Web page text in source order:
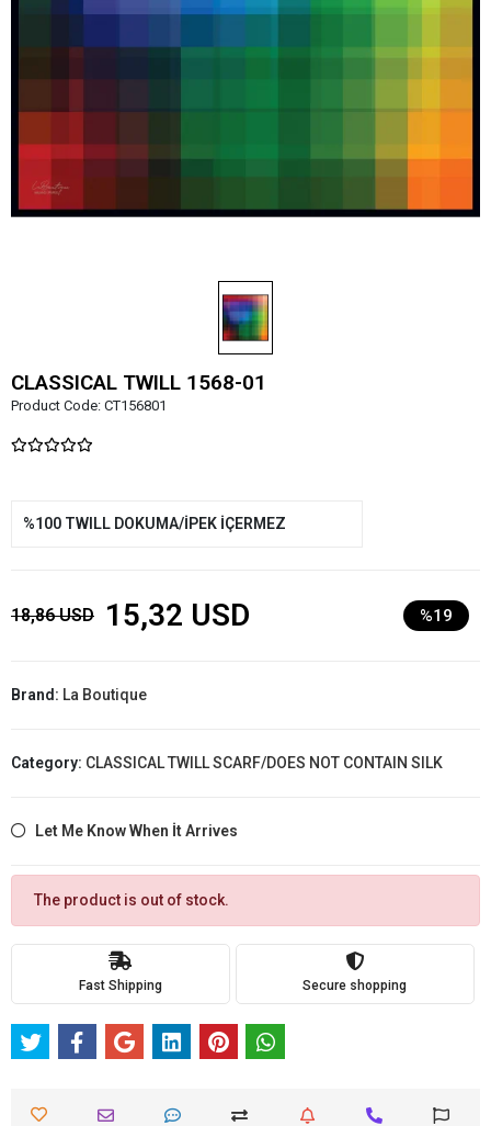
CLASSICAL TWILL 1568-01
Product Code: CT156801
%100 TWILL DOKUMA/İPEK İÇERMEZ
18,86 USD 15,32 USD %19
Brand: La Boutique
Category: CLASSICAL TWILL SCARF/DOES NOT CONTAIN SILK
Let Me Know When İt Arrives
The product is out of stock.
Fast Shipping Secure shopping